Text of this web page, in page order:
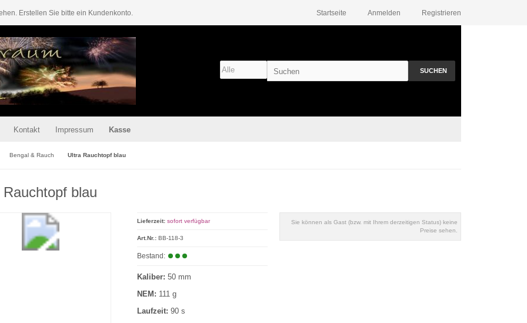
Erstellen Sie bitte ein Kundenkonto. Registrieren
Anmelden
Startseite
SUCHEN
Kontakt Impressum Kasse
Bengal & Rauch Ultra Rauchtopf blau
Rauchtopf blau
Sie können als Gast (bzw. mit Ihrem derzeitigen Status) keine
Preise sehen.
Lieferzeit: sofort verfügbar
Art.Nr.: BB-118-3
Bestand:
Kaliber: 50 mm
NEM: 111 g
Laufzeit: 90 s